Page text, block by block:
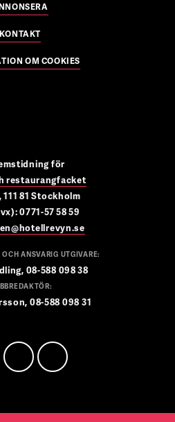
KONTAKT
OM COOKIES
för
restaurangfacket
111 81 Stockholm
0771-57 58 59
ANSVARIG UTGIVARE:
08-588 098 38
08-588 098 31